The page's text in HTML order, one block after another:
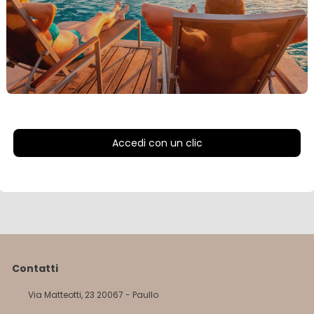
Accedi con un clic
Contatti
Via Matteotti, 23 20067 - Paullo